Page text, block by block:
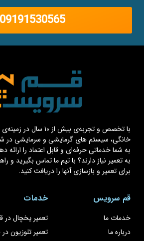
09191530565
با تخصص و تجربه‌ی بیش از ۱۰
خانگی، سیستم های گرمایشی و سرمایشی در
به شما خدماتی حرفه‌ای و قابل اعتماد را ارائه
به تعمیر نیاز دارند؟ با تیم ما تماس بگیرید و
برای تعمیر و بازسازی آنها را دریافت کنید.
قم سرویس
خدمات ما
درباره ما
خدمات
تعمیر یخچال در
تعمیر تلوزیون